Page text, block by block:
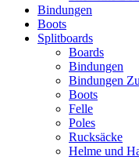
Bindungen
Boots
Splitboards
Boards
Bindungen
Bindungen
Boots
Felle
Poles
Rucksäcke
Helme und